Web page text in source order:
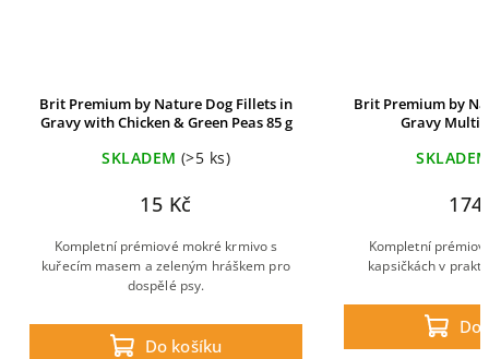
Brit Premium by Nature Dog Fillets in
Gravy with Chicken & Green Peas 85 g
SKLADEM (>5 ks)
15 Kč
Do košíku
Kompletní prémiové mokré krmivo s
kuřecím masem a zeleným hráškem pro
dospělé psy.
Brit Premium by
Gravy
174
Do
Kompletní
kapsičkách v